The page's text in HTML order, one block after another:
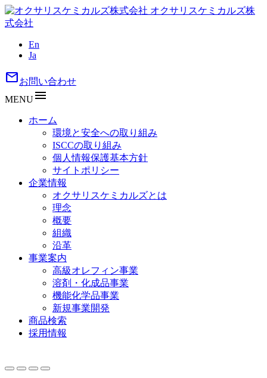
オクサリスケミカルズ株
式会社
En
Ja
mailお問い合わせ
MENUmenu
ホーム
環境と安全への取り組み
ISCCの取り組み
個人情報保護基本方針
サイトポリシー
企業情報
オクサリスケミカルズとは
理念
概要
組織
沿革
事業案内
高級オレフィン事業
溶剤・化成品事業
機能化学品事業
新規事業開発
商品検索
採用情報